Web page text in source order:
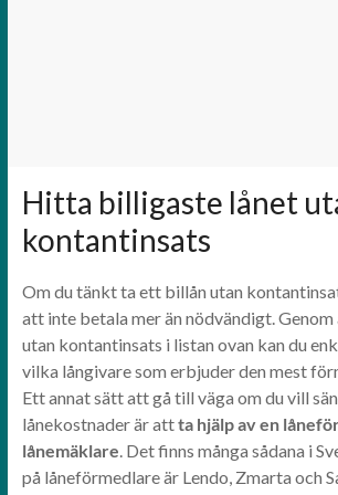
Hitta billigaste lånet
kontantinsats
Om du tänkt ta ett billån utan
att inte betala mer än nödvändigt.
utan kontantinsats i listan ovan kan du
vilka långivare som erbjuder den mest
Ett annat sätt att gå till väga om du vill
lånekostnader är attta hjälp av en
lånemäklare. Det finns många sådana i
på låneförmedlare är Lendo, Zmarta och